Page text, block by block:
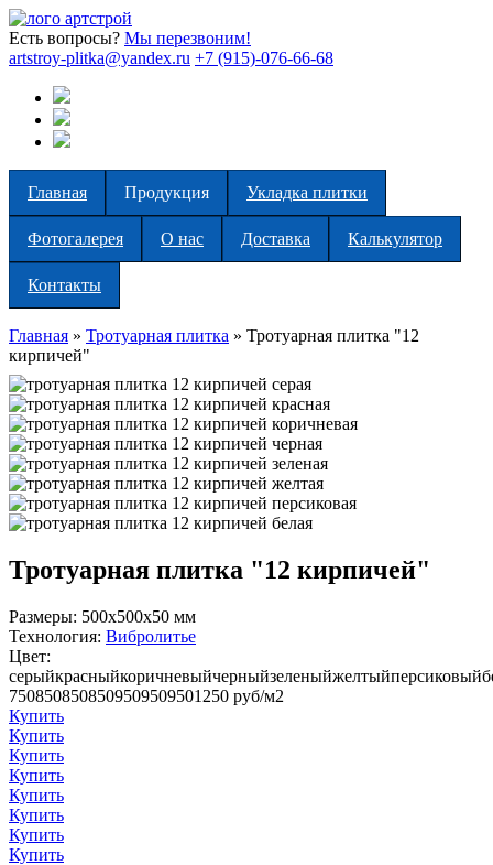
Есть вопросы? Мы перезвоним!
artstroy-plitka@yandex.ru +7 (915)-076-66-68
Главная Продукция Укладка плитки
Фотогалерея О нас Доставка Калькулятор
Контакты
Главная » Тротуарная плитка » Тротуарная плитка "12
кирпичей"
Тротуарная плитка "12 кирпичей"
Размеры: 500x500x50 мм
Технология: Вибролитье
Цвет:
серыйкрасныйкоричневыйчерныйзеленыйжелтыйперсиковый
7508508508509509509501250 руб/м2
Купить
Купить
Купить
Купить
Купить
Купить
Купить
Купить